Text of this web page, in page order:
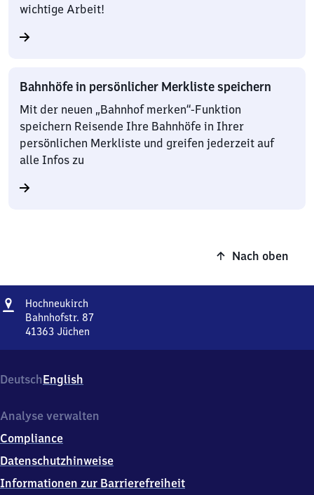
wichtige Arbeit!
Bahnhöfe in persönlicher Merkliste speichern
Mit der neuen „Bahnhof merken“-Funktion
speichern Reisende Ihre Bahnhöfe in Ihrer
persönlichen Merkliste und greifen jederzeit auf
alle Infos zu
Nach oben
Adresse
Hochneukirch
Bahnhofstr. 87
41363 Jüchen
87,
4
3
3
Jüchen
DeutschEnglish
Analyse verwalten
Compliance
Datenschutzhinweise
Informationen zur Barrierefreiheit